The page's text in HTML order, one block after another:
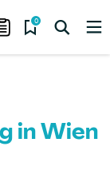
0
in Wien